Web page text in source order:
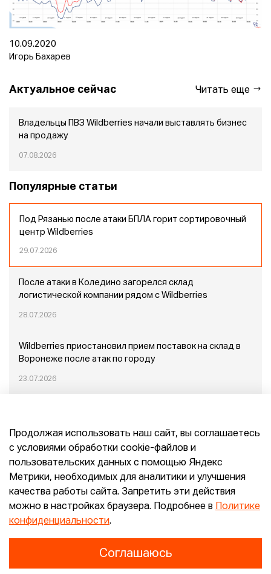
10.09.2020
Игорь Бахарев
Актуальное сейчас Читать еще
Владельцы ПВЗ Wildberries начали выставлять бизнес
на продажу
07.08.2026
Популярные статьи
Под Рязанью после атаки БПЛА горит сортировочный
центр Wildberries
29.07.2026
После атаки в Коледино загорелся склад
логистической компании рядом с Wildberries
28.07.2026
Wildberries приостановил прием поставок на склад в
Воронеже после атак по городу
23.07.2026
Конец эпохи маркетплейсов: прогнозы сооснователя
Mr.Doors Максима Валецкого
26.06.2026
КонфиденциальностьСогласие
Продолжая использовать наш сайт, вы соглашаетесь
с условиями обработки cookie-файлов и
пользовательских данных с помощью Яндекс
Метрики, необходимых для аналитики и улучшения
качества работы сайта. Запретить эти действия
можно в настройках браузера. Подробнее в
Политике
конфиденциальности.
Соглашаюсь